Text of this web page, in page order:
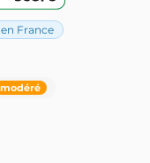
France
modéré